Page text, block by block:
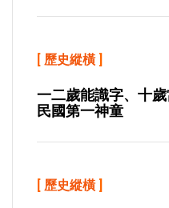
[ 歷史縱橫 ]
一二歲能識字、十
民國第一神童
[ 歷史縱橫 ]